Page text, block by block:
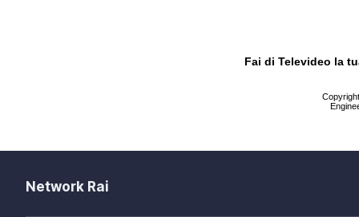
Fai di Televideo la